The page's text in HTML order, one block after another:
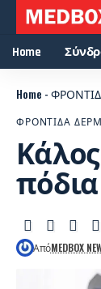
Home
Home -
ΦΡΟΝΤΙΔΑ
πόδια
ΑπόMEDBOX